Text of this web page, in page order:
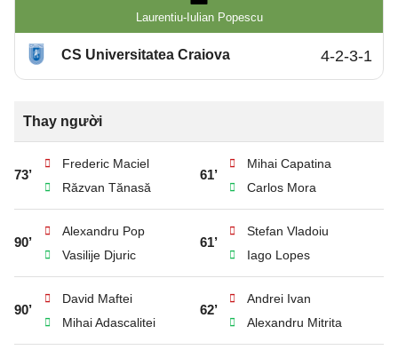
Laurentiu-Iulian Popescu
CS Universitatea Craiova 4-2-3-1
Thay người
73’
Frederic Maciel
Răzvan Tănasă
61’
Mihai Capatina
Carlos Mora
90’
Alexandru Pop
Vasilije Djuric
61’
Stefan Vladoiu
Iago Lopes
90’
David Maftei
Mihai Adascalitei
62’
Andrei Ivan
Alexandru Mitrita